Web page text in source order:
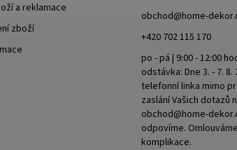
a reklamace
zboží
obchod@home-
+420 702 115 170
po - pá | 9:00 - 12:00
odstávka: Dne 3. - 7. 8.
telefonní linka mimo
zaslání Vašich dotazů
obchod@home-
odpovíme.
komplikace.